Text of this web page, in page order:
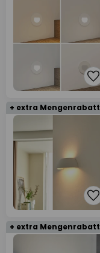
+ extra Mengenrabatt
+ extra Mengenrabatt